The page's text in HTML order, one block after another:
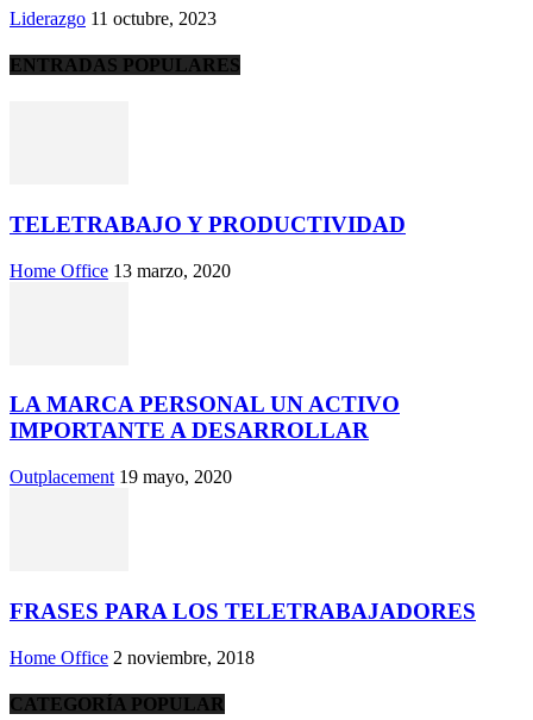
Liderazgo 11 octubre, 2023
ENTRADAS POPULARES
TELETRABAJO Y PRODUCTIVIDAD
Home Office 13 marzo, 2020
LA MARCA PERSONAL UN ACTIVO
IMPORTANTE A DESARROLLAR
Outplacement 19 mayo, 2020
FRASES PARA LOS TELETRABAJADORES
Home Office 2 noviembre, 2018
CATEGORÍA POPULAR